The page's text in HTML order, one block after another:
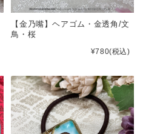
【金乃嘴】ヘアゴム・金透角/文
鳥・桜
¥780(税込)